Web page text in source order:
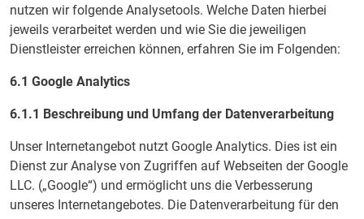
nutzen wir folgende Analysetools. Welche Daten hierbei
jeweils verarbeitet werden und wie Sie die jeweiligen
Dienstleister erreichen können, erfahren Sie im Folgenden:
6.1 Google Analytics
6.1.1 Beschreibung und Umfang der Datenverarbeitung
Unser Internetangebot nutzt Google Analytics. Dies ist ein
Dienst zur Analyse von Zugriffen auf Webseiten der Google
LLC. („Google“) und ermöglicht uns die Verbesserung
unseres Internetangebotes. Die Datenverarbeitung für den